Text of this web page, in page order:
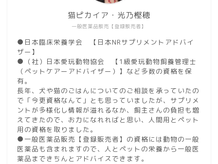
一般医薬品販売【登録販売者】
猫ピカイア・光乃樫穂
●日本臨床栄養学会 【日本NRサプリメントアドバイ
ザー】
●（社）日本愛玩動物協会 【1級愛玩動物飼養管理士
（ペットケアーアドバイザー）】など多数の資格を保
有。
長年、犬や猫のごはんについてのご相談を承っていたの
で「今更資格なんて」とも思っていましたが、サプリメ
ントが多様化し情報が溢れるなか、飼主さんの負担も増
えてきたので、お力になれればと思い、人間用とペット
用の資格を取りました。
●一般医薬品販売【登録販売者】の資格には動物の一般
医薬品も含まれますので、人とペットの栄養から一般医
薬品まできちんとアドバイスできます。